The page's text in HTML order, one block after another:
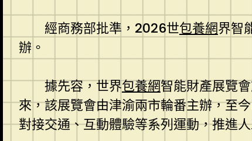
經商務部批準，2026世包養網界智
辦。
據先容，世界包養網智能財產展覽
來，該展覽會由津渝兩市輪番主辦，至
對接交通、互動體驗等系列運動，推進